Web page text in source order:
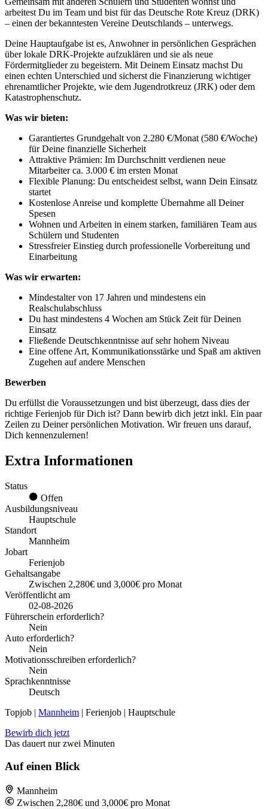
arbeitest Du im Team und bist für das Deutsche Rote Kreuz (DRK)
– einen der bekanntesten Vereine Deutschlands – unterwegs.
Deine Hauptaufgabe ist es, Anwohner in persönlichen Gesprächen
über lokale DRK-Projekte aufzuklären und sie als neue
Fördermitglieder zu begeistern. Mit Deinem Einsatz machst Du
einen echten Unterschied und sicherst die Finanzierung wichtiger
ehrenamtlicher Projekte, wie dem Jugendrotkreuz (JRK) oder dem
Katastrophenschutz.
Was wir bieten:
Garantiertes Grundgehalt von 2.280 €/Monat (580 €/Woche)
für Deine finanzielle Sicherheit
Attraktive Prämien: Im Durchschnitt verdienen neue
Mitarbeiter ca. 3.000 € im ersten Monat
Flexible Planung: Du entscheidest selbst, wann Dein Einsatz
startet
Kostenlose Anreise und komplette Übernahme all Deiner
Spesen
Wohnen und Arbeiten in einem starken, familiären Team aus
Schülern und Studenten
Stressfreier Einstieg durch professionelle Vorbereitung und
Einarbeitung
Was wir erwarten:
Mindestalter von 17 Jahren und mindestens ein
Realschulabschluss
Du hast mindestens 4 Wochen am Stück Zeit für Deinen
Einsatz
Fließende Deutschkenntnisse auf sehr hohem Niveau
Eine offene Art, Kommunikationsstärke und Spaß am aktiven
Zugehen auf andere Menschen
Bewerben
Du erfüllst die Voraussetzungen und bist überzeugt, dass dies der
richtige Ferienjob für Dich ist? Dann bewirb dich jetzt inkl. Ein paar
Zeilen zu Deiner persönlichen Motivation. Wir freuen uns darauf,
Dich kennenzulernen!
Extra Informationen
Status
Offen
Ausbildungsniveau
Hauptschule
Standort
Mannheim
Jobart
Ferienjob
Gehaltsangabe
Zwischen 2,280€ und 3,000€ pro Monat
Veröffentlicht am
02-08-2026
Führerschein erforderlich?
Nein
Auto erforderlich?
Nein
Motivationsschreiben erforderlich?
Nein
Sprachkenntnisse
Deutsch
Topjob | Mannheim | Ferienjob | Hauptschule
Bewirb dich jetzt
Das dauert nur zwei Minuten
Auf einen Blick
Mannheim
Zwischen 2,280€ und 3,000€ pro Monat